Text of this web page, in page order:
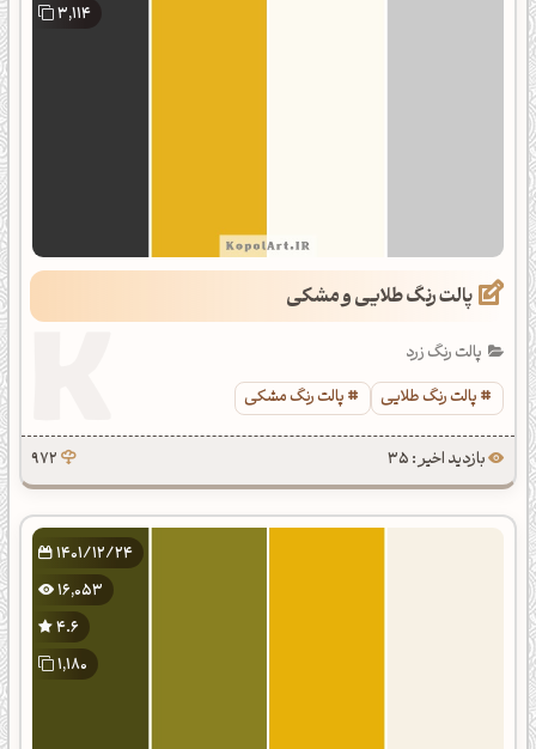
3,114
پالت رنگ طلایی و مشکی
پالت رنگ زرد
پالت رنگ طلایی
پالت رنگ مشکی
بازدید اخیر : 35 972
1401/12/24
16,053
4.6
1,180